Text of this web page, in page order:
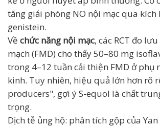
tăng giải phóng NO nội mạc qua kích
genistein.
Về chức năng nội mạc, các RCT đo
mạch (FMD) cho thấy 50–80 mg
trong 4–12 tuần cải thiện FMD ở phụ
kinh. Tuy nhiên, hiệu quả lớn hơn rõ
producers", gợi ý S-equol là chất
trọng.
Dịch tễ ủng hộ: phân tích gộp của